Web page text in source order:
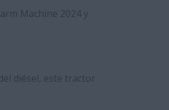
Machine 2024 y
diésel, este tractor